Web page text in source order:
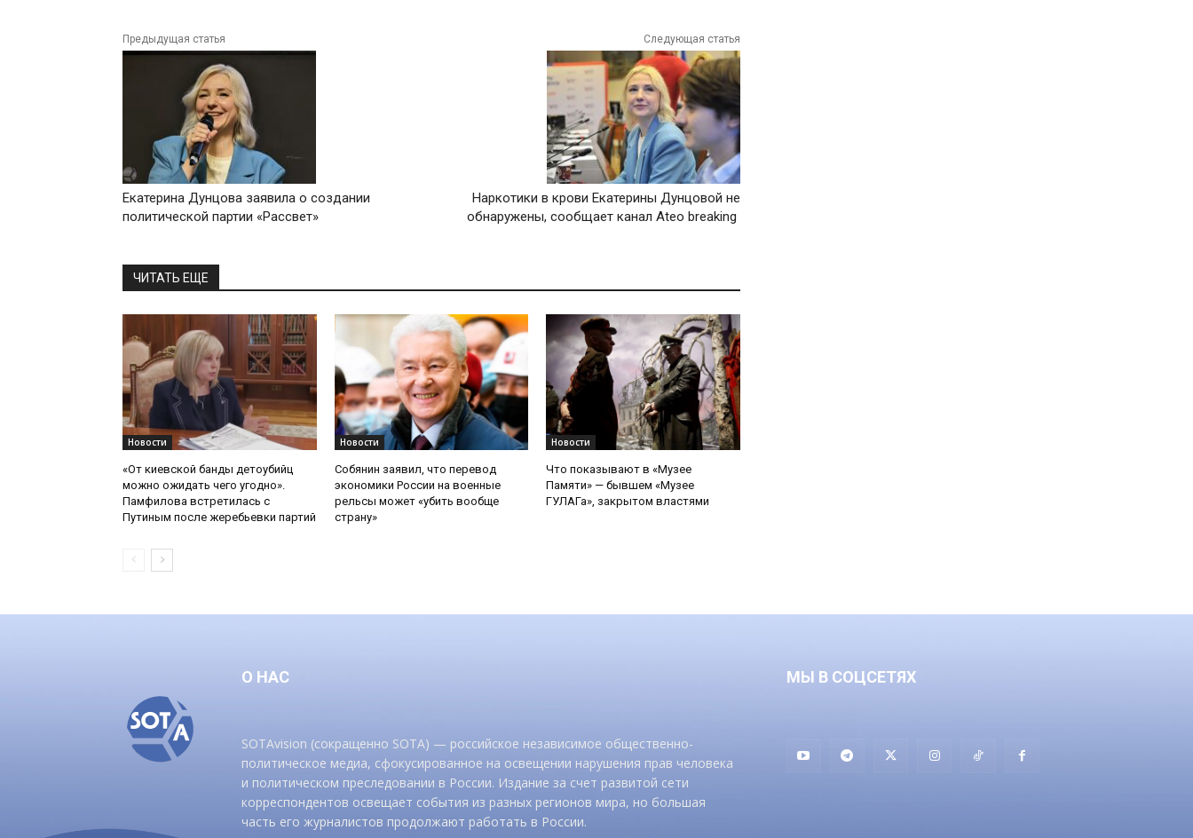
Предыдущая статья
Екатерина Дунцова заявила о создании
политической партии «Рассвет»
Следующая статья
Наркотики в крови Екатерины Дунцовой не
обнаружены, сообщает канал Ateo breaking
ЧИТАТЬ ЕЩЕ
Новости
«От киевской банды детоубийц
можно ожидать чего угодно».
Памфилова встретилась с
Путиным после жеребьевки партий
Новости
Собянин заявил, что перевод
экономики России на военные
рельсы может «убить вообще
страну»
Новости
Что показывают в «Музее
Памяти» — бывшем «Музее
ГУЛАГа», закрытом властями
О НАС
SOTAvision (сокращенно SOTA) — российское независимое общественно-
политическое медиа, сфокусированное на освещении нарушения прав человека
и политическом преследовании в России. Издание за счет развитой сети
корреспондентов освещает события из разных регионов мира, но большая
часть его журналистов продолжают работать в России.
МЫ В СОЦСЕТЯХ